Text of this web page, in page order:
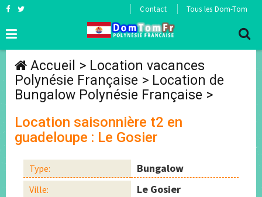
Contact Tous les Dom-Tom
Accueil > Location vacances
Polynésie Française > Location de
Bungalow Polynésie Française >
Location saisonnière t2 en
guadeloupe : Le Gosier
Type: Bungalow
Ville: Le Gosier